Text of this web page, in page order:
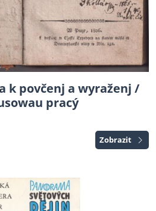
k povčenj a wyraženj /
pracý
Zobrazit